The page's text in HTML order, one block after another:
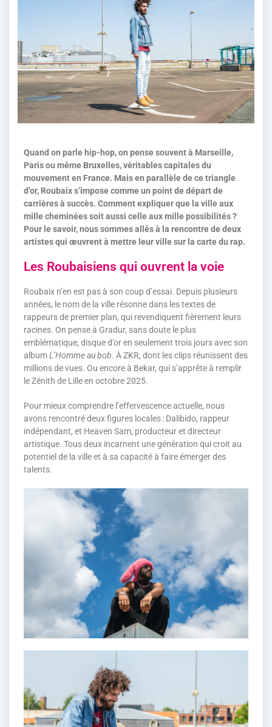
Quand on parle hip-hop, on pense souvent à Marseille,
Paris ou même Bruxelles, véritables capitales du
mouvement en France. Mais en parallèle de ce triangle
d’or, Roubaix s’impose comme un point de départ de
carrières à succès. Comment expliquer que la ville aux
mille cheminées soit aussi celle aux mille possibilités ?
Pour le savoir, nous sommes allés à la rencontre de deux
artistes qui œuvrent à mettre leur ville sur la carte du rap.
Les Roubaisiens qui ouvrent la voie
Roubaix n’en est pas à son coup d’essai. Depuis plusieurs
années, le nom de la ville résonne dans les textes de
rappeurs de premier plan, qui revendiquent fièrement leurs
racines. On pense à Gradur, sans doute le plus
emblématique, disque d’or en seulement trois jours avec son
albumL’Homme au bob. À ZKR, dont les clips réunissent des
millions de vues. Ou encore à Bekar, qui s’apprête à remplir
le Zénith de Lille en octobre 2025.
Pour mieux comprendre l’effervescence actuelle, nous
avons rencontré deux figures locales : Dalibido, rappeur
indépendant, et Heaven Sam, producteur et directeur
artistique. Tous deux incarnent une génération qui croit au
potentiel de la ville et à sa capacité à faire émerger des
talents.